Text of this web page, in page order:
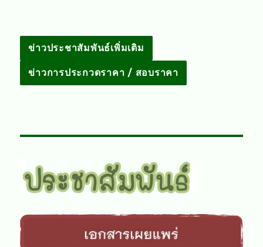
ข่าวประชาสัมพันธ์เพิ่มเติม
ข่าวการประกวดราคา / สอบราคา